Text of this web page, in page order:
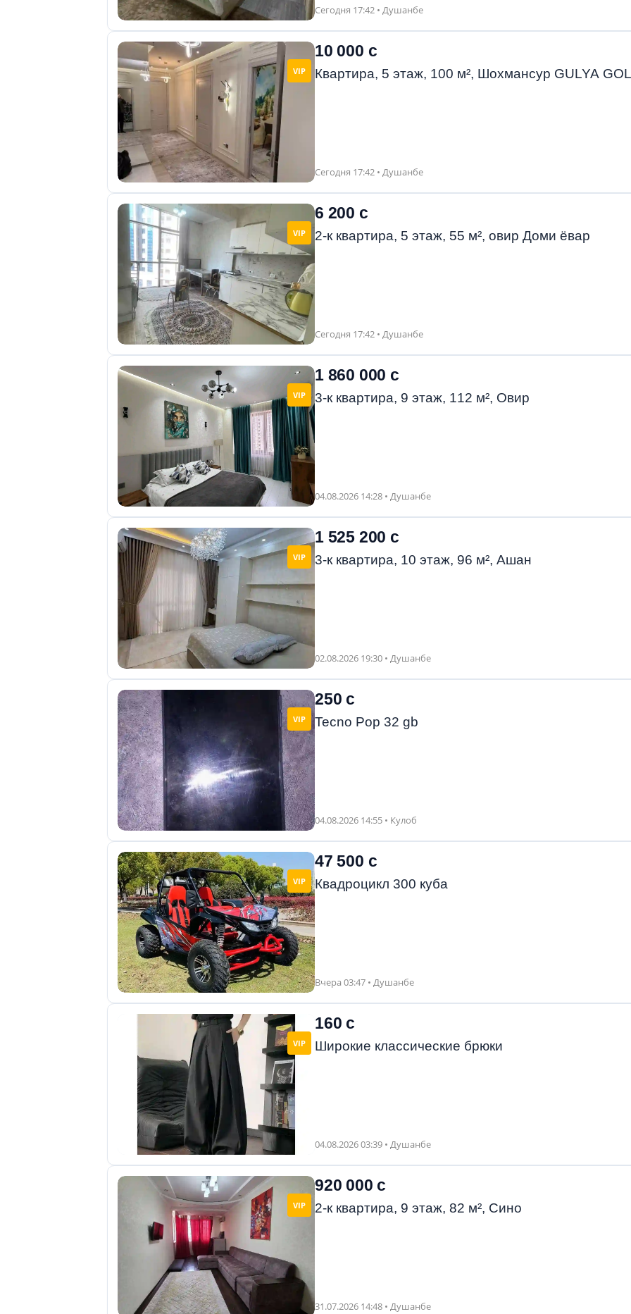
Сегодня 17:42 • Душанбе
VIP
10 000 с
Квартира, 5 этаж, 100 м², Шохмансур GULYA
Сегодня 17:42 • Душанбе
VIP
6 200 с
2-к квартира, 5 этаж, 55 м², овир Доми ёвар
Сегодня 17:42 • Душанбе
VIP
1 860 000 с
3-к квартира, 9 этаж, 112 м², Овир
04.08.2026 14:28 • Душанбе
VIP
1 525 200 с
3-к квартира, 10 этаж, 96 м², Ашан
02.08.2026 19:30 • Душанбе
VIP
250 с
Tecno Pop 32 gb
04.08.2026 14:55 • Кулоб
VIP
47 500 с
Квадроцикл 300 куба
Вчера 03:47 • Душанбе
VIP
160 с
Широкие классические брюки
04.08.2026 03:39 • Душанбе
VIP
920 000 с
2-к квартира, 9 этаж, 82 м², Сино
31.07.2026 14:48 • Душанбе